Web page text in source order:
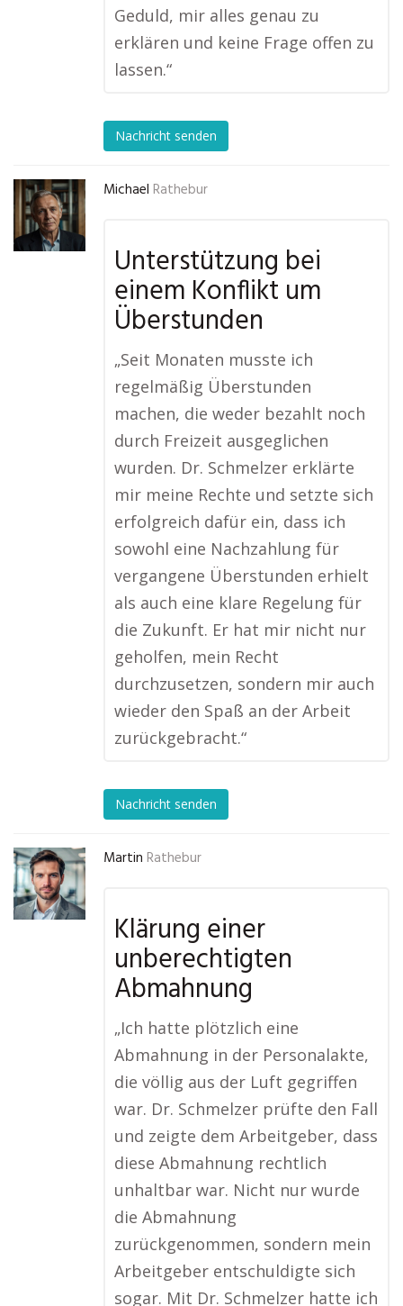
Geduld, mir alles genau zu
erklären und keine Frage offen zu
lassen.“
Nachricht senden
Michael Rathebur
Unterstützung bei
einem Konflikt um
Überstunden
„Seit Monaten musste ich
regelmäßig Überstunden
machen, die weder bezahlt noch
durch Freizeit ausgeglichen
wurden. Dr. Schmelzer erklärte
mir meine Rechte und setzte sich
erfolgreich dafür ein, dass ich
sowohl eine Nachzahlung für
vergangene Überstunden erhielt
als auch eine klare Regelung für
die Zukunft. Er hat mir nicht nur
geholfen, mein Recht
durchzusetzen, sondern mir auch
wieder den Spaß an der Arbeit
zurückgebracht.“
Nachricht senden
Martin Rathebur
Klärung einer
unberechtigten
Abmahnung
„Ich hatte plötzlich eine
Abmahnung in der Personalakte,
die völlig aus der Luft gegriffen
war. Dr. Schmelzer prüfte den Fall
und zeigte dem Arbeitgeber, dass
diese Abmahnung rechtlich
unhaltbar war. Nicht nur wurde
die Abmahnung
zurückgenommen, sondern mein
Arbeitgeber entschuldigte sich
sogar. Mit Dr. Schmelzer hatte ich